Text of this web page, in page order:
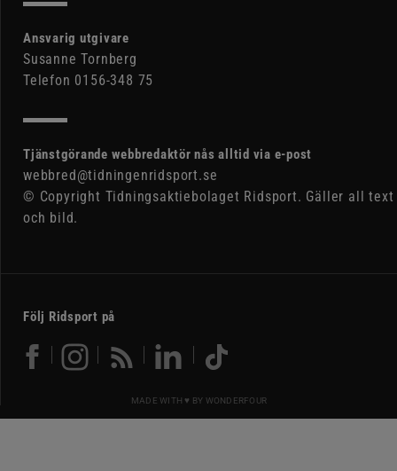
Ansvarig utgivare
Susanne Tornberg
Telefon 0156-348 75
Tjänstgörande webbredaktör nås alltid via e-post
webbred@tidningenridsport.se
© Copyright Tidningsaktiebolaget Ridsport. Gäller all text
och bild.
Följ Ridsport på
MADE WITH ♥ BY WONDERFOUR